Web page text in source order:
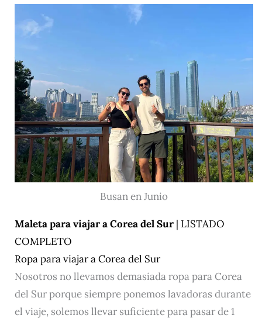
Busan en Junio
Maleta para viajar a Corea del Sur | LISTADO
COMPLETO
Ropa para viajar a Corea del Sur
Nosotros no llevamos demasiada ropa para Corea
del Sur porque siempre ponemos lavadoras durante
el viaje, solemos llevar suficiente para pasar de 1